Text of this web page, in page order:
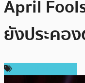
April
ยังประคอง